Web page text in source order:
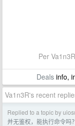
Per
Dealsinfo,
Va1n3R's recent
Replied to a topic by
并无鉴权，能执行命令吗？